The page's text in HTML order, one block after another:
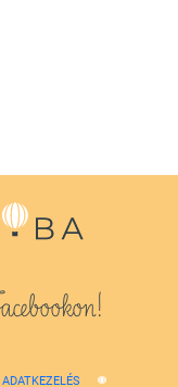
ADATKEZELÉS